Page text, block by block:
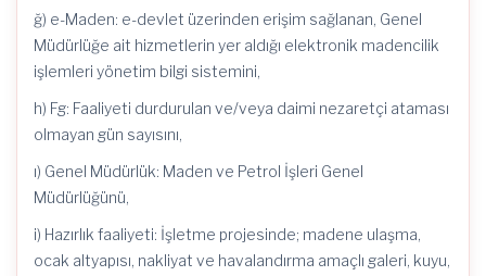
ğ) e-Maden: e-devlet üzerinden erişim sağlanan, Genel
Müdürlüğe ait hizmetlerin yer aldığı elektronik madencilik
işlemleri yönetim bilgi sistemini,
h) Fg: Faaliyeti durdurulan ve/veya daimi nezaretçi ataması
olmayan gün sayısını,
ı) Genel Müdürlük: Maden ve Petrol İşleri Genel
Müdürlüğünü,
i) Hazırlık faaliyeti: İşletme projesinde; madene ulaşma,
ocak altyapısı, nakliyat ve havalandırma amaçlı galeri, kuyu,